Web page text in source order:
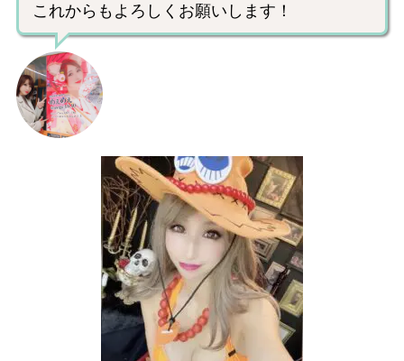
これからもよろしくお願いします！